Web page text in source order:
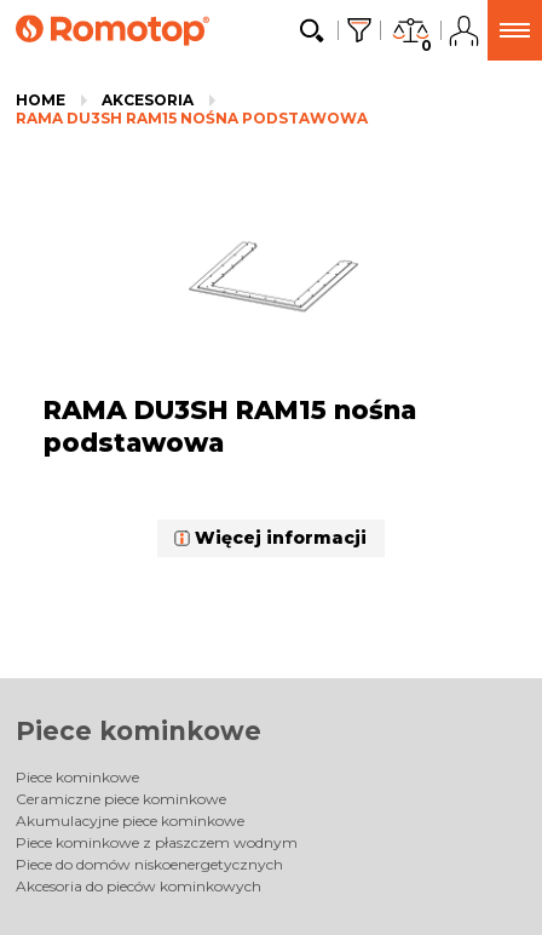
0
HOME
AKCESORIA
RAMA DU3SH RAM15 NOŚNA PODSTAWOWA
RAMA DU3SH RAM15 nośna
podstawowa
Więcej informacji
Piece kominkowe
Piece kominkowe
Ceramiczne piece kominkowe
Akumulacyjne piece kominkowe
Piece kominkowe z płaszczem wodnym
Piece do domów niskoenergetycznych
Akcesoria do pieców kominkowych